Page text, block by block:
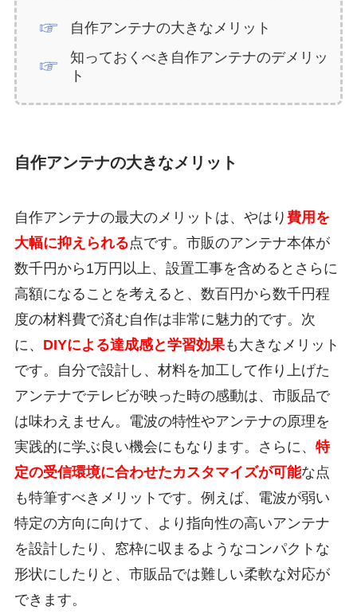
自作アンテナの大きなメリット
知っておくべき自作アンテナのデメリッ
ト
自作アンテナの大きなメリット
自作アンテナの最大のメリットは、やはり 費用を
大幅に抑えられる点です。市販のアンテナ本体が
数千円から1万円以上、設置工事を含めるとさらに
高額になることを考えると、数百円から数千円程
度の材料費で済む自作は非常に魅力的です。次
に、 DIYによる達成感と学習効果も大きなメリット
です。自分で設計し、材料を加工して作り上げた
アンテナでテレビが映った時の感動は、市販品で
は味わえません。電波の特性やアンテナの原理を
実践的に学ぶ良い機会にもなります。さらに、 特
定の受信環境に合わせたカスタマイズが可能な点
も特筆すべきメリットです。例えば、電波が弱い
特定の方向に向けて、より指向性の高いアンテナ
を設計したり、窓枠に収まるようなコンパクトな
形状にしたりと、市販品では難しい柔軟な対応が
できます。